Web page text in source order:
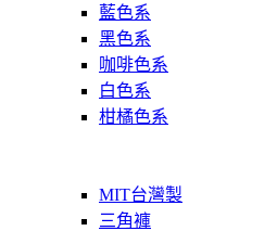
藍色系
黑色系
咖啡色系
白色系
柑橘色系
MIT台灣製
三角褲